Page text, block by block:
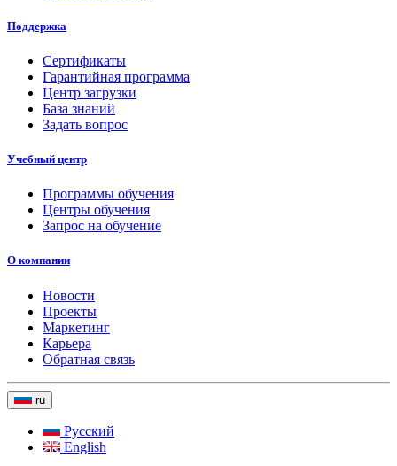
Поддержка
Сертификаты
Гарантийная программа
Центр загрузки
База знаний
Задать вопрос
Учебный центр
Программы обучения
Центры обучения
Запрос на обучение
О компании
Новости
Проекты
Маркетинг
Карьера
Обратная связь
ru
Русский
English